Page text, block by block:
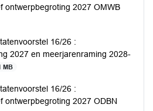
ontwerpbegroting 2027 OMWB
16/26 :
2027 en meerjarenraming 2028-
MB
16/26 :
ontwerpbegroting 2027 ODBN